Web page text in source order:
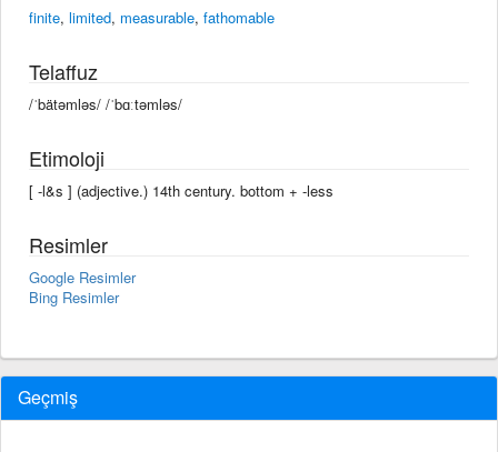
finite, limited, measurable, fathomable
Telaffuz
/ˈbätəmləs/ /ˈbɑːtəmləs/
Etimoloji
[ -l&s ] (adjective.) 14th century. bottom +‎ -less
Resimler
Google Resimler
Bing Resimler
Geçmiş